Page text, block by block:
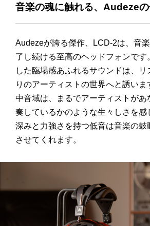
音楽の魂に触れる、Audeze
Audezeが誇る傑作、LCD-2は、音
了し続ける至高のヘッドフォンです
した臨場感あふれるサウンドは、リ
りのアーティストの世界へと誘いま
中音域は、まるでアーティストがあ
奏しているかのような生々しさを感
深みと力強さを持つ低音は音楽の鼓
させてくれます。